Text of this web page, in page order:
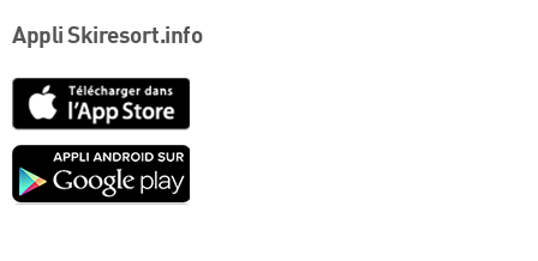
Appli Skiresort.info
Google